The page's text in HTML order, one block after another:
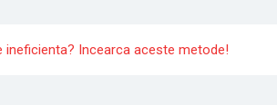
ineficienta? Incearca aceste metode!